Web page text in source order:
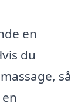
en
du
så